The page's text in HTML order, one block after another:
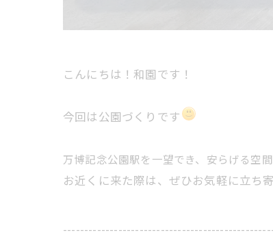
こんにちは！和園です！
今回は公園づくりです
万博記念公園駅を一望でき、安らげる空間
お近くに来た際は、ぜひお気軽に立ち